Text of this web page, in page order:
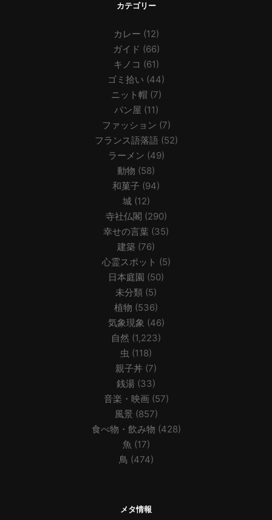
カテゴリー
カレー (12)
ガイド (66)
キノコ (61)
ゴミ拾い (44)
ニット帽 (7)
パン屋 (11)
ファッション (7)
フランス語落語 (52)
ラーメン (49)
動物 (58)
和菓子 (94)
城(12)
寺社仏閣 (290)
幸せの言葉 (35)
建築 (76)
心霊スポット (5)
日本庭園 (50)
未分類 (5)
植物 (536)
気象現象 (46)
自然 (1,223)
虫 (118)
親子丼 (7)
銭湯 (33)
音楽・映画 (57)
風景(857)
食べ物・飲み物 (428)
魚 (17)
鳥 (474)
メタ情報